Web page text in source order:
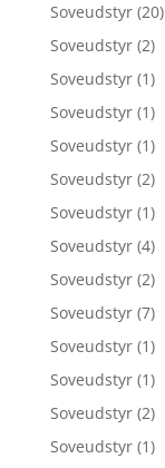
Soveudstyr (20)
Soveudstyr (2)
Soveudstyr (1)
Soveudstyr (1)
Soveudstyr (1)
Soveudstyr (2)
Soveudstyr (1)
Soveudstyr (4)
Soveudstyr (2)
Soveudstyr (7)
Soveudstyr (1)
Soveudstyr (1)
Soveudstyr (2)
Soveudstyr (1)